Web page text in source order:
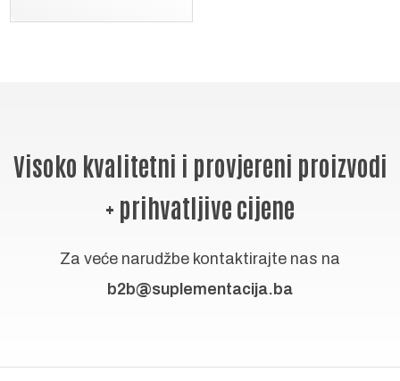
Visoko kvalitetni i provjereni proizvodi
+ prihvatljive cijene
Za veće narudžbe kontaktirajte nas na
b2b@suplementacija.ba